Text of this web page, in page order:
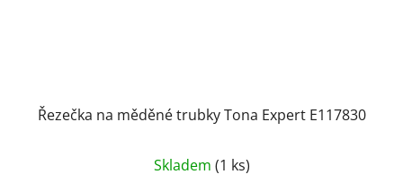
Řezečka na měděné trubky Tona Expert E117830
Skladem (1 ks)